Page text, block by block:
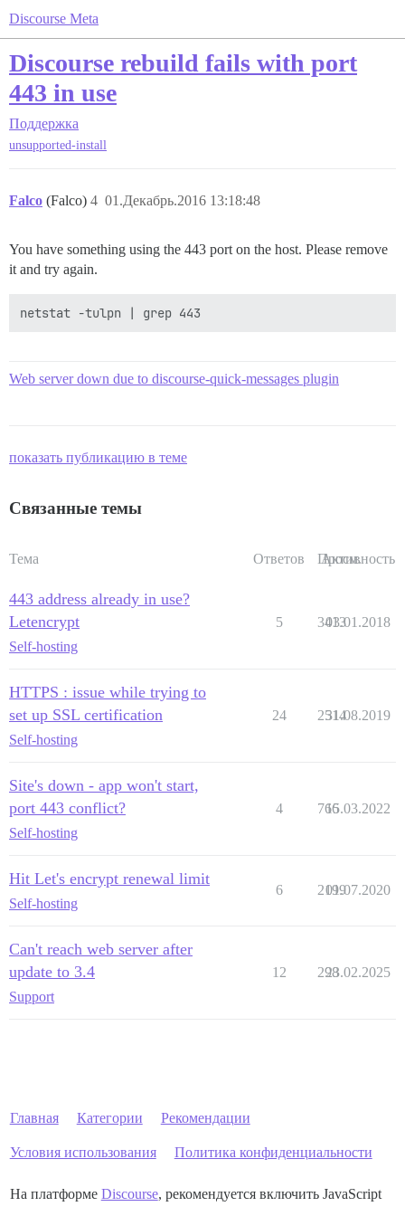
Discourse Meta
Discourse rebuild fails with port
443 in use
Поддержка
unsupported-install
Falco (Falco) 01.Декабрь.2016 13:18:48
4
You have something using the 443 port on the host. Please remove
it and try again.
Web server down due to discourse-quick-messages plugin
показать публикацию в теме
Связанные темы
Тема Ответов Просм.
Активность
443 address already in use?
Letencrypt
Self-hosting
5 3413
03.01.2018
HTTPS : issue while trying to
set up SSL certification
Self-hosting
24 2514
31.08.2019
Site's down - app won't start,
port 443 conflict?
Self-hosting
4 766
15.03.2022
Hit Let's encrypt renewal limit
Self-hosting
6 2199
01.07.2020
Can't reach web server after
update to 3.4
Support
12 298
23.02.2025
Главная Категории Рекомендации
Условия использования Политика конфиденциальности
На платформе Discourse, рекомендуется включить JavaScript